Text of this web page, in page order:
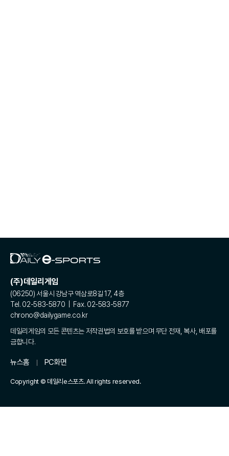
(주)데일리게임
(06250) 서울시 강남구 역삼로8길 17, 4층
Tel. 02-583-5870 | Fax. 02-583-5877
chrono@dailygame.co.kr
데일리게임의 모든 콘텐츠는 저작권법의 보호를 받으며 무단 전재, 복사, 배포를
금합니다.
뉴스홈 PC화면
Copyright © 데일리e스포츠. All rights reserved.